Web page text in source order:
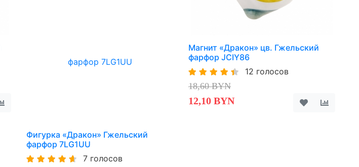
Фигурка «Дракон» Гжельский
фарфор 7LG1UU
7 голосов
Магнит «Дракон» цв. Гжельский
фарфор JCIY86
12 голосов
18,60 BYN
12,10 BYN